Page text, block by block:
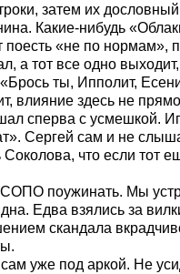
затем их
Какие-нибудь
«не по нормам»,
а тот все одно
ты, Ипполит,
влияние здесь не
сперва с усмешкой.
Сергей сам и не
что если тот
поужинать. Мы
Едва взялись за
скандала
уже под аркой. Не